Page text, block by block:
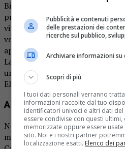
Biella – sono state suddivise in
prima parte: Montagne: la mia
visitabile fino al 6 gennaio, è
vedute di montagne da lui scalate
appartenute ai suoi sogni di
La mia Valle Elvo e…, che aprirà
una selezione di soggetti biellesi,
Elvo in particolare, ma non solo.
A Palazzo Ferrero
Nel 2011, a Palazzo Ferrero, era
mostra antologica all’artista,
Pubblicità e contenuti
delle prestazioni dei
ricerche sul pubblico,
Archiviare informazioni
Scopri di più
I tuoi dati personali verranno
informazioni raccolte dal tuo
identificatori univoci e altri dati
essere condivise con questi
memorizzate oppure essere
sito. Noi e i nostri partner
localizzazione esatti. Elenco dei